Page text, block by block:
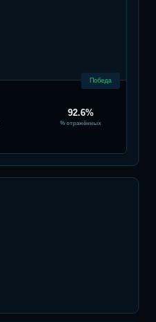
Победа
92.6%
% отражённых